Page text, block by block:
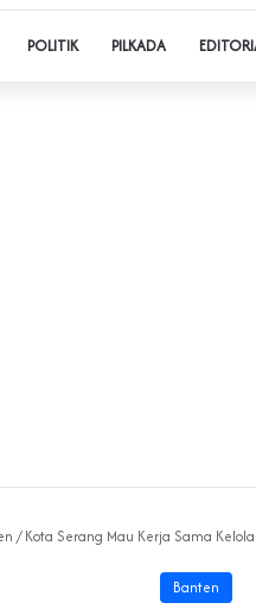
POLITIK PILKADA
/ Kota Serang Mau Kerja Sama
Banten